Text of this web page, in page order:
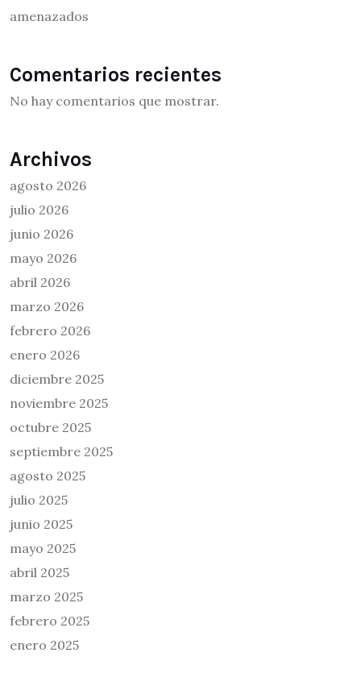
amenazados
Comentarios recientes
No hay comentarios que mostrar.
Archivos
agosto 2026
julio 2026
junio 2026
mayo 2026
abril 2026
marzo 2026
febrero 2026
enero 2026
diciembre 2025
noviembre 2025
octubre 2025
septiembre 2025
agosto 2025
julio 2025
junio 2025
mayo 2025
abril 2025
marzo 2025
febrero 2025
enero 2025